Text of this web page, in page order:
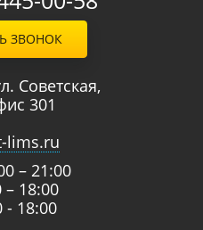
ЗВОНОК
Советская,
301
lims.ru
– 21:00
– 18:00
- 18:00